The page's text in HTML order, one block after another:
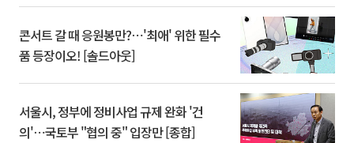
콘서트 갈 때 응원봉만?⋯'최애' 위한 필수
품 등장이오! [솔드아웃]
서울시, 정부에 정비사업 규제 완화 '건
의'⋯국토부 "협의 중" 입장만 [종합]